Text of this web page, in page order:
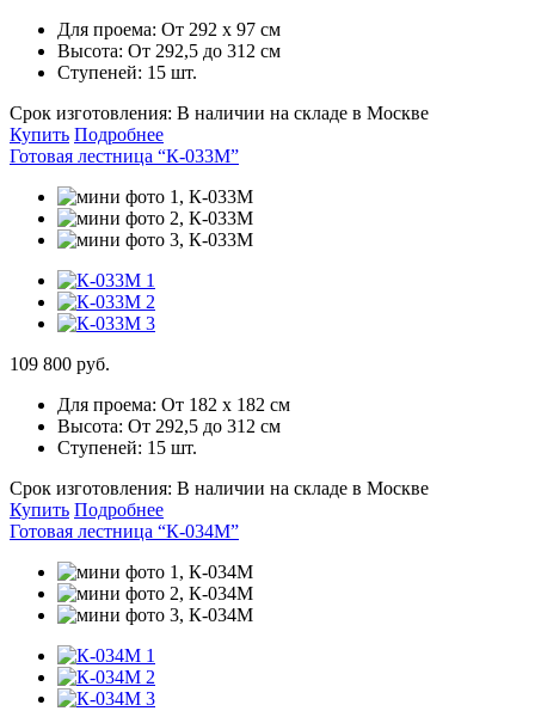
Для проема: От 292 х 97 см
Высота: От 292,5 до 312 см
Ступеней: 15 шт.
Срок изготовления: В наличии на складе в Москве
Купить Подробнее
Готовая лестница “К-033М”
109 800 руб.
Для проема: От 182 х 182 см
Высота: От 292,5 до 312 см
Ступеней: 15 шт.
Срок изготовления: В наличии на складе в Москве
Купить Подробнее
Готовая лестница “К-034М”